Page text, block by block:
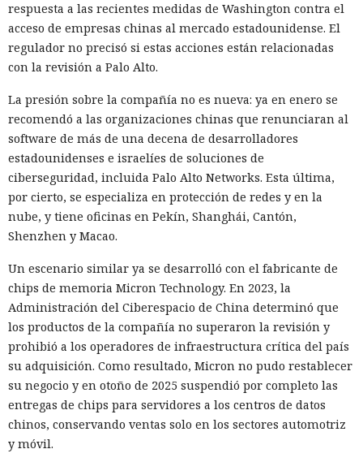
respuesta a las recientes medidas de Washington contra el
acceso de empresas chinas al mercado estadounidense. El
regulador no precisó si estas acciones están relacionadas
con la revisión a Palo Alto.
La presión sobre la compañía no es nueva: ya en enero se
recomendó a las organizaciones chinas que renunciaran al
software de más de una decena de desarrolladores
estadounidenses e israelíes de soluciones de
ciberseguridad, incluida Palo Alto Networks. Esta última,
por cierto, se especializa en protección de redes y en la
nube, y tiene oficinas en Pekín, Shanghái, Cantón,
Shenzhen y Macao.
Un escenario similar ya se desarrolló con el fabricante de
chips de memoria Micron Technology. En 2023, la
Administración del Ciberespacio de China determinó que
los productos de la compañía no superaron la revisión y
prohibió a los operadores de infraestructura crítica del país
su adquisición. Como resultado, Micron no pudo restablecer
su negocio y en otoño de 2025 suspendió por completo las
entregas de chips para servidores a los centros de datos
chinos, conservando ventas solo en los sectores automotriz
y móvil.